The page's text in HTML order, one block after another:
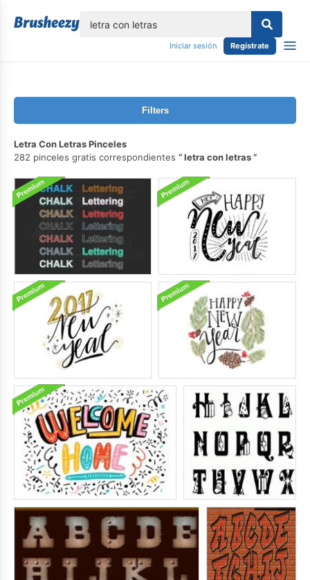
Iniciar sesión Regístrate
Filters
Letra Con Letras Pinceles
282 pinceles gratis correspondientes
letra con letras